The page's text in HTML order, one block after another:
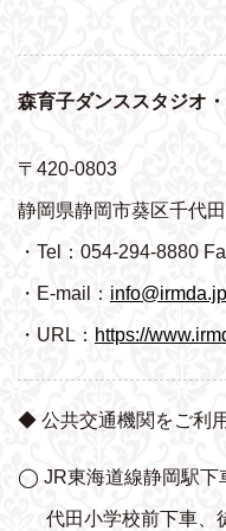
森育子ダンススタジオ
〒420-0803
静岡県静岡市葵区千代
・Tel：054-294-8880
・E-mail： info@irmda.jp
・URL： https://
◆ 公共交通機関をご利
◯ JR東海道線静岡駅下
代田小学校前下車、